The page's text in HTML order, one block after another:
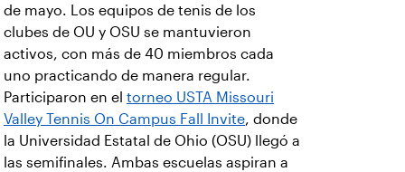
de mayo. Los equipos de tenis de los
clubes de OU y OSU se mantuvieron
activos, con más de 40 miembros cada
uno practicando de manera regular.
Participaron en el torneo USTA Missouri
Valley Tennis On Campus Fall Invite, donde
la Universidad Estatal de Ohio (OSU) llegó a
las semifinales. Ambas escuelas aspiran a